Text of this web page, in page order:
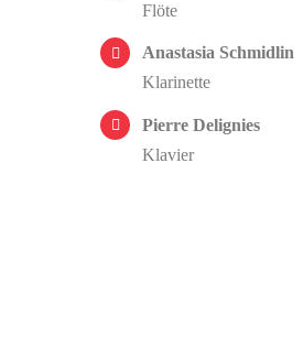
Flöte
Anastasia Schmidlin
Klarinette
Pierre Delignies
Klavier